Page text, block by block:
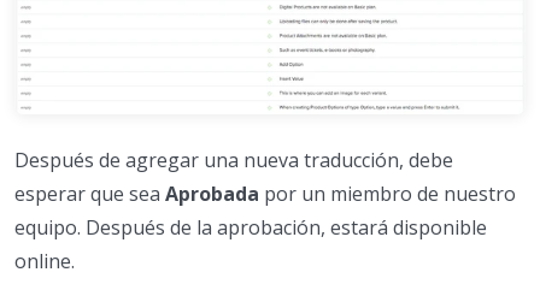
Después de agregar una nueva traducción, debe
esperar que sea Aprobada por un miembro de nuestro
equipo. Después de la aprobación, estará disponible
online.